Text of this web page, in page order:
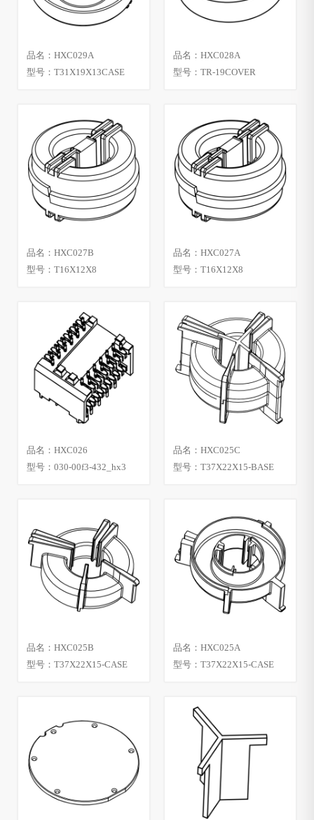
品名：HXC029A
型号：T31X19X13CASE
品名：HXC028A
型号：TR-19COVER
品名：HXC027B
型号：T16X12X8
品名：HXC027A
型号：T16X12X8
品名：HXC026
型号：030-00f3-432_hx3
品名：HXC025C
型号：T37X22X15-BASE
品名：HXC025B
型号：T37X22X15-CASE
品名：HXC025A
型号：T37X22X15-CASE